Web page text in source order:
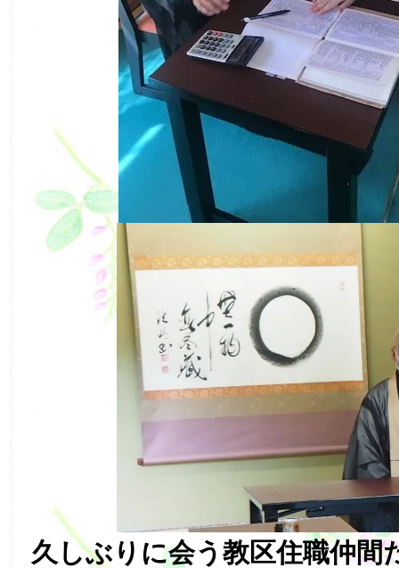
久しぶりに会う教区住職仲間